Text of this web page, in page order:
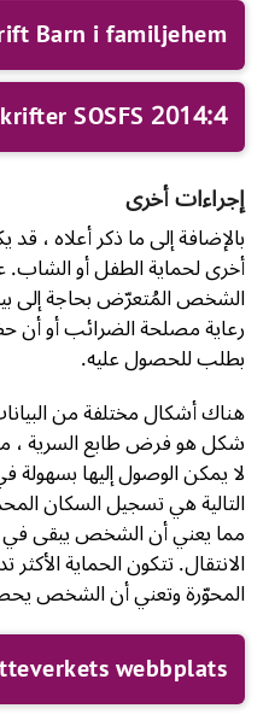
Barn i familjehem
SOSFS 2014:4
إجراءات أخرى
بالإضافة إلى ما ذكر أعلاه ،
أخرى لحماية الطفل أو
الشخص المُتعرّض بحاجة إلى
رعاية مصلحة الضرائب أو أن
بطلب للحصول عليه.
هناك أشكال مختلفة من
شكل هو فرض طابع السرية ،
لا يمكن الوصول إليها بسهولة
التالية هي تسجيل السكان
مما يعني أن الشخص يبقى في
الانتقال. تتكون الحماية
المحوّرة وتعني أن الشخص
webbplats